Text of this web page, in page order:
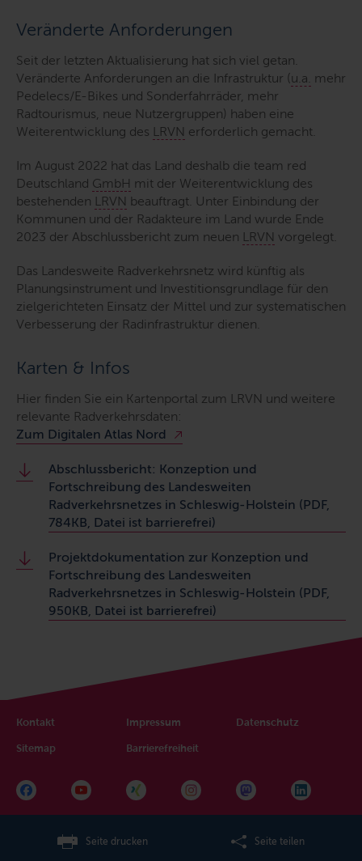
Veränderte Anforderungen
Seit der letzten Aktualisierung hat sich viel getan.
Veränderte Anforderungen an die Infrastruktur (u.a. mehr
Pedelecs/E-Bikes und Sonderfahrräder, mehr
Radtourismus, neue Nutzergruppen) haben eine
Weiterentwicklung des LRVN erforderlich gemacht.
Im August 2022 hat das Land deshalb die team red
Deutschland GmbH mit der Weiterentwicklung des
bestehenden LRVN beauftragt. Unter Einbindung der
Kommunen und der Radakteure im Land wurde Ende
2023 der Abschlussbericht zum neuen LRVN vorgelegt.
Das Landesweite Radverkehrsnetz wird künftig als
Planungsinstrument und Investitionsgrundlage für den
zielgerichteten Einsatz der Mittel und zur systematischen
Verbesserung der Radinfrastruktur dienen.
Karten & Infos
Hier finden Sie ein Kartenportal zum LRVN und weitere
relevante Radverkehrsdaten:
Zum Digitalen Atlas Nord
Abschlussbericht: Konzeption und
Fortschreibung des Landesweiten
Radverkehrsnetzes in Schleswig-Holstein (PDF,
784KB, Datei ist barrierefrei)
Projektdokumentation zur Konzeption und
Fortschreibung des Landesweiten
Radverkehrsnetzes in Schleswig-Holstein (PDF,
950KB, Datei ist barrierefrei)
Kontakt Impressum Datenschutz
Sitemap Barrierefreiheit
Seite drucken Seite teilen